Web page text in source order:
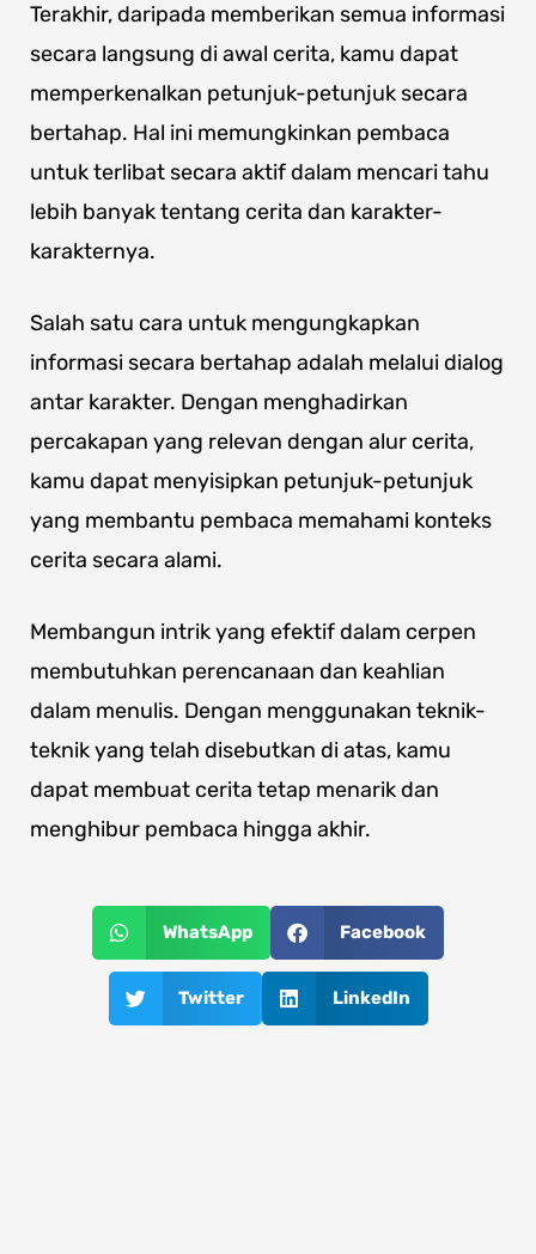
Terakhir, daripada memberikan semua informasi
secara langsung di awal cerita, kamu dapat
memperkenalkan petunjuk-petunjuk secara
bertahap. Hal ini memungkinkan pembaca
untuk terlibat secara aktif dalam mencari tahu
lebih banyak tentang cerita dan karakter-
karakternya.
Salah satu cara untuk mengungkapkan
informasi secara bertahap adalah melalui dialog
antar karakter. Dengan menghadirkan
percakapan yang relevan dengan alur cerita,
kamu dapat menyisipkan petunjuk-petunjuk
yang membantu pembaca memahami konteks
cerita secara alami.
Membangun intrik yang efektif dalam cerpen
membutuhkan perencanaan dan keahlian
dalam menulis. Dengan menggunakan teknik-
teknik yang telah disebutkan di atas, kamu
dapat membuat cerita tetap menarik dan
menghibur pembaca hingga akhir.
WhatsApp Facebook
Twitter LinkedIn